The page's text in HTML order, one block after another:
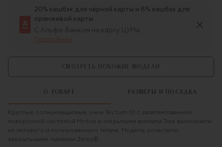
20% кешбэк для чёрной карты и 8% кешбэк для
оранжевой карты
С Альфа-Банком на карту ЦУМа
Подробнее
СМОТРЕТЬ ПОХОЖИЕ МОДЕЛИ
О ТОВАРЕ РАЗМЕРЫ И ПОСАДКА
Круглые солнцезащитные очки Tectum 01 с запатентованной
поворотной системой Motus и открытыми винтами Torx выполнили
из матового и полированного титана. Модель оснастили
зеркальными линзами Zeiss®.